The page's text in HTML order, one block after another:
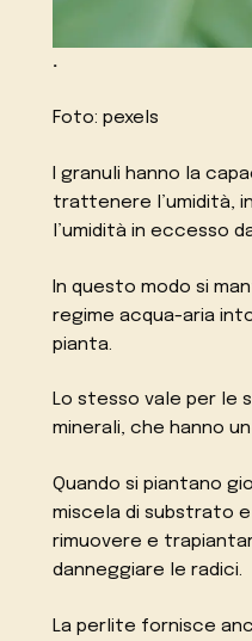
.
Foto: pexels
I granuli hanno la
trattenere l’umidità,
l’umidità in eccesso
In questo modo si
regime acqua-aria
pianta.
Lo stesso vale per le
minerali, che hanno
Quando si piantano
miscela di substrato
rimuovere e
danneggiare le radici.
La perlite fornisce